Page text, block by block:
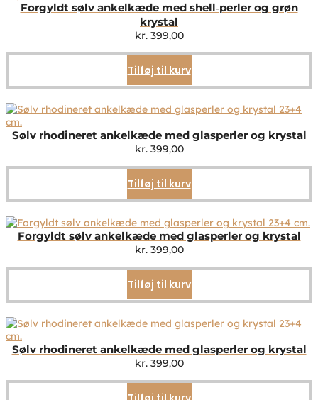
Forgyldt sølv ankelkæde med shell‑perler og grøn
krystal
kr.399,00
Tilføj til kurv
Sølv rhodineret ankelkæde med glasperler og krystal
kr.399,00
Tilføj til kurv
Forgyldt sølv ankelkæde med glasperler og krystal
kr.399,00
Tilføj til kurv
Sølv rhodineret ankelkæde med glasperler og krystal
kr.399,00